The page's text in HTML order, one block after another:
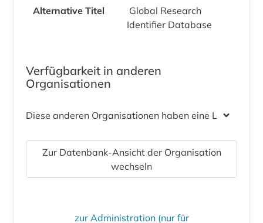
Alternative Titel
Global Research
Identifier Database
Verfügbarkeit in anderen
Organisationen
Diese anderen Organisationen haben eine Lizenz
Zur Datenbank-Ansicht der Organisation
wechseln
zur Administration (nur für